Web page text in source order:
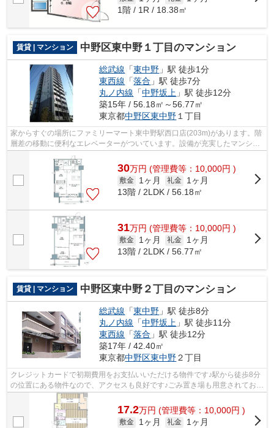
1階 / 1R / 18.38㎡
賃貸 | マンション 中野区東中野１丁目のマンション
総武線 「東中野 」駅 徒歩1分
東西線 「落合 」駅 徒歩7分
丸ノ内線 「中野坂上 」駅 徒歩12分
築15年 / 56.18㎡～56.77㎡
東京都中野区東中野 １丁目
家からすぐの場所にファミリーマート東中野駅西口店(203m)があります。階
層差の移動に便利なエレベーターがついています。設備が充実したマンショ
ンタイプの物件。徒歩1分に駅があるの...
30万円 (管理費等：10,000円 )
敷金 1ヶ月 礼金
1ヶ月
13階 / 2LDK / 56.18㎡
31万円 (管理費等：10,000円 )
敷金 1ヶ月 礼金
1ヶ月
13階 / 2LDK / 56.77㎡
賃貸 | マンション 中野区東中野２丁目のマンション
総武線 「東中野 」駅 徒歩8分
丸ノ内線 「中野坂上 」駅 徒歩11分
東西線 「落合 」駅 徒歩12分
築17年 / 42.40㎡
東京都中野区東中野２丁目
クレジットカードで初期費用をお支払いいただける物件です♪駅から徒歩8分
の位置にある物件なので、アクセスも良好です♪ごみ置き場も用意されてお
り、通勤前などにごみ捨て可能です♪当...
17.2万円 (管理費等：10,000円 )
敷金 1ヶ月 礼金
1ヶ月